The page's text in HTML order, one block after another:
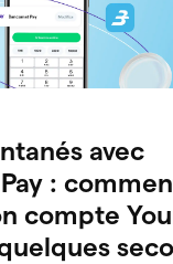
avec
:
compte